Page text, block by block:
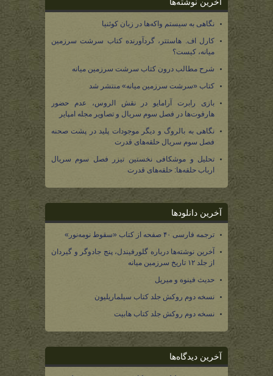
آخرین نوشته‌ها
نگاهی به سیستم واکه‌ها در زبان کوئنیا
کارل اف. هاستتر، گردآورنده کتاب سرشت سرزمین
میانه، کیست؟
شرح مطالب درون کتاب سرشت سرزمین میانه
کتاب «سرشت سرزمین میانه» منتشر شد
بازی رابرت آرامایو در نقش الروس، عدم حضور
هارفوت‌ها در فصل سوم سریال و تصاویر مجله امپایر
نگاهی به بالروگ و دیگر موجودات پلید در پشت صحنه
فصل سوم سریال حلقه‌های قدرت
تحلیل و موشکافی نخستین تیزر فصل سوم سریال
ارباب حلقه‌ها: حلقه‌های قدرت
آخرین دانلودها
ترجمه فارسی ۴۰ صفحه از کتاب «سقوط نومه‌نور»
آخرین نوشته‌ها درباره گلورفیندل، پنج جادوگر و گیردان
از جلد ۱۲ تاریخ سرزمین میانه
حدیث فینوه و میریل
نسخه دوم روکش جلد کتاب سیلماریلیون
نسخه دوم روکش جلد کتاب هابیت
آخرین دیدگاه‌ها